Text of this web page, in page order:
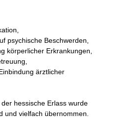
psychische Beschwerden,
körperlicher Erkrankungen,
ärztlicher
hessische Erlass wurde
und vielfach übernommen.